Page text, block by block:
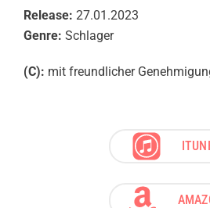
Release: 27.01.2023
Genre: Schlager
(C): mit freundlicher